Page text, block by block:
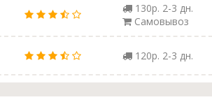
130р. 2-3 дн.
Самовывоз
120р. 2-3 дн.